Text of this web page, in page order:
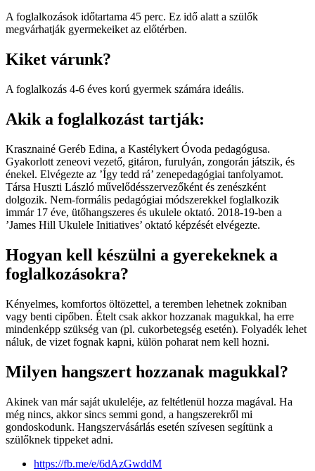
A foglalkozások időtartama 45 perc. Ez idő alatt a szülők
megvárhatják gyermekeiket az előtérben.
Kiket várunk?
A foglalkozás 4-6 éves korú gyermek számára ideális.
Akik a foglalkozást tartják:
Krasznainé Geréb Edina, a Kastélykert Óvoda pedagógusa.
Gyakorlott zeneovi vezető, gitáron, furulyán, zongorán játszik, és
énekel. Elvégezte az ’Így tedd rá’ zenepedagógiai tanfolyamot.
Társa Huszti László művelődésszervezőként és zenészként
dolgozik. Nem-formális pedagógiai módszerekkel foglalkozik
immár 17 éve, ütőhangszeres és ukulele oktató. 2018-19-ben a
’James Hill Ukulele Initiatives’ oktató képzését elvégezte.
Hogyan kell készülni a gyerekeknek a
foglalkozásokra?
Kényelmes, komfortos öltözettel, a teremben lehetnek zokniban
vagy benti cipőben. Ételt csak akkor hozzanak magukkal, ha erre
mindenképp szükség van (pl. cukorbetegség esetén). Folyadék lehet
náluk, de vizet fognak kapni, külön poharat nem kell hozni.
Milyen hangszert hozzanak magukkal?
Akinek van már saját ukuleléje, az feltétlenül hozza magával. Ha
még nincs, akkor sincs semmi gond, a hangszerekről mi
gondoskodunk. Hangszervásárlás esetén szívesen segítünk a
szülőknek tippeket adni.
https://fb.me/e/6dAzGwddM